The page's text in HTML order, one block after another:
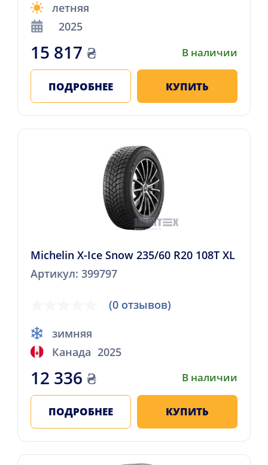
летняя
2025
15 817 ₴ В наличии
ПОДРОБНЕЕ КУПИТЬ
Michelin X-Ice Snow 235/60 R20 108T XL
Артикул: 399797
(0 отзывов)
зимняя
Канада 2025
12 336 ₴ В наличии
ПОДРОБНЕЕ КУПИТЬ